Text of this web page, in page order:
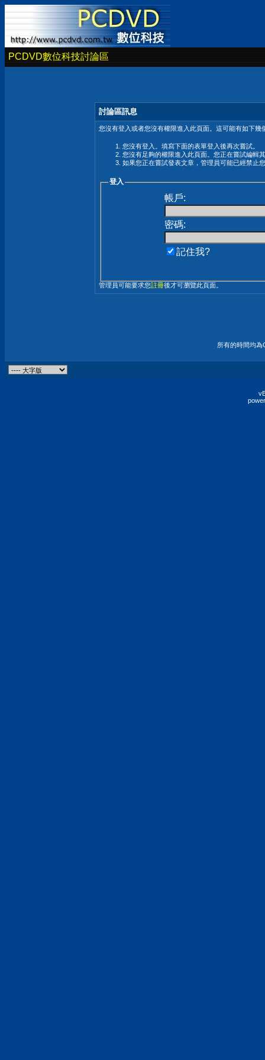
PCDVD數位科技討論區
討論區訊息
您沒有登入或者您沒有權限進入此頁面。這可能有如下幾
您沒有登入。填寫下面的表單登入後再次嘗試。
您沒有足夠的權限進入此頁面。您正在嘗試編輯
如果您正在嘗試發表文章，管理員可能已經禁止
登入
帳戶:
密碼:
記住我?
管理員可能要求您註冊後才可瀏覽此頁面。
所有的時間均為